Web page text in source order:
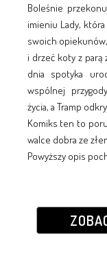
Boleśnie
imieniu Lady,
swoich
i drzeć koty z parą
dnia spotyka
wspólnej
życia, a Tramp
Komiks ten to
walce dobra ze
Powyższy opis